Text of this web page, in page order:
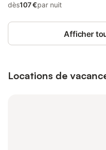
dès107 €par nuit
Afficher
Locations de